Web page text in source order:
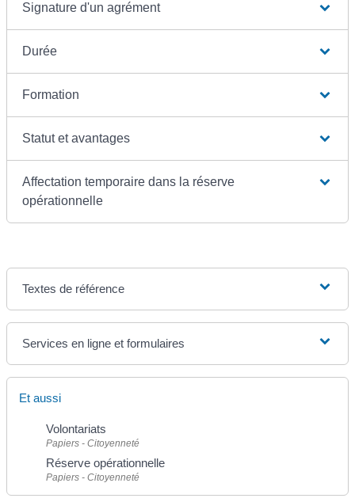
Signature d'un agrément
Durée
Formation
Statut et avantages
Affectation temporaire dans la réserve
opérationnelle
Textes de référence
Services en ligne et formulaires
Et aussi
Volontariats
Papiers - Citoyenneté
Réserve opérationnelle
Papiers - Citoyenneté